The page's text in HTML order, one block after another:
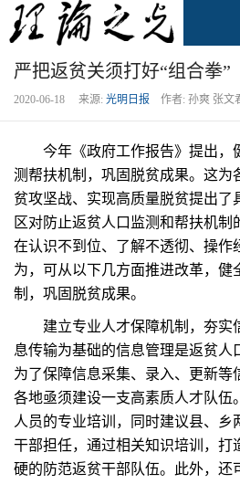
严把返贫关须打好“组合拳”
2020-06-18 来源: 光明日报 作者: 孙爽 张文
今年《政府工作报告》提出，
测帮扶机制，巩固脱贫成果。这为
贫攻坚战、实现高质量脱贫提出了
区对防止返贫人口监测和帮扶机
在认识不到位、了解不透彻、操作
为，可从以下几方面推进改革，健
制，巩固脱贫成果。
建立专业人才保障机制，夯实
息传输为基础的信息管理是返贫人
为了保障信息采集、录入、更新等
各地亟须建设一支高素质人才队伍
人员的专业培训，同时建议县、乡
干部担任，通过相关知识培训，打
硬的防范返贫干部队伍。此外，还